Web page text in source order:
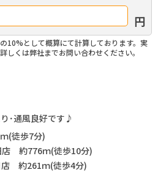
円
10%として概算にて計算しております。実
しくは弊社までお問い合わせください。
･通風良好です♪
(徒歩7分)
店 約776ｍ(徒歩10分)
約261ｍ(徒歩4分)